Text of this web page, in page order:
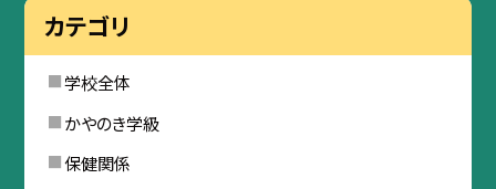
カテゴリ
学校全体
かやのき学級
保健関係